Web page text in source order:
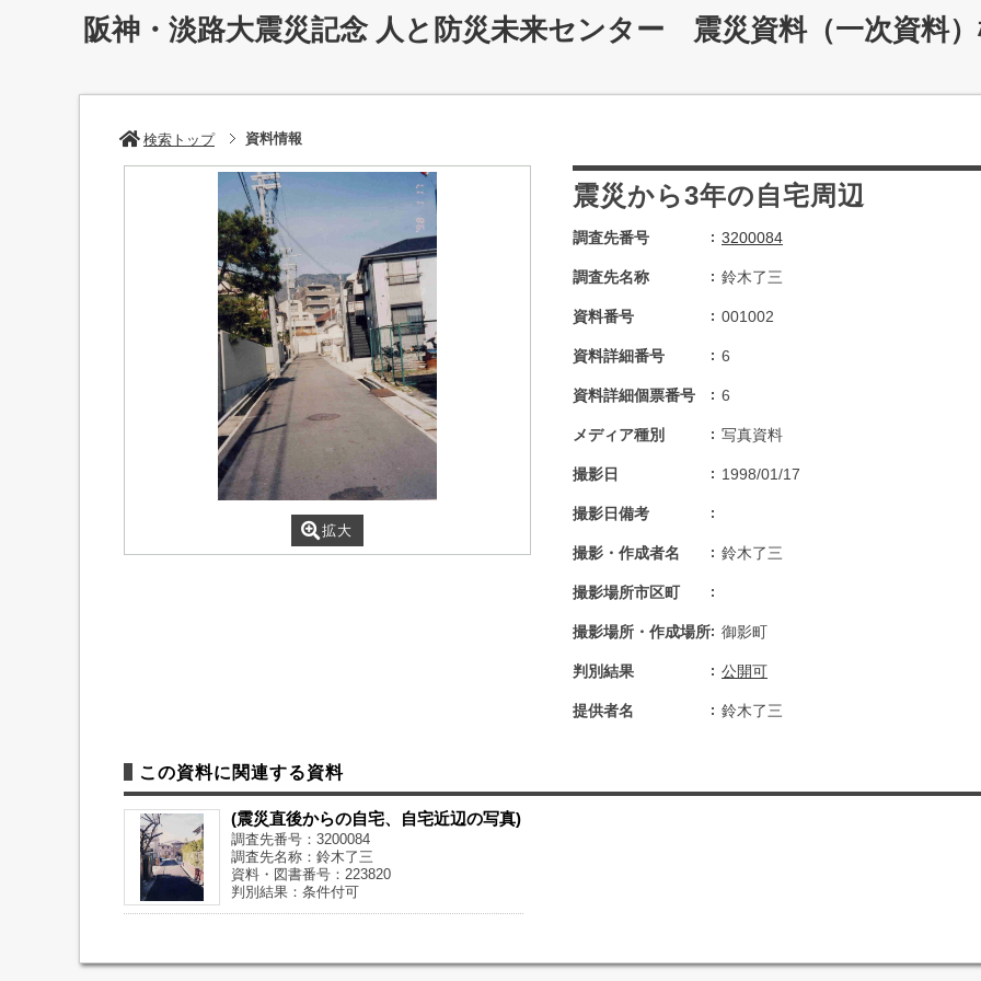
阪神・淡路大震災記念 人と防災未来センター 震災資料（一次資料
検索トップ 資料情報
拡大
震災から3年の自宅周辺
調査先番号 3200084
調査先名称 鈴木了三
資料番号 001002
資料詳細番号 6
資料詳細個票番号 6
メディア種別 写真資料
撮影日 1998/01/17
撮影日備考
撮影・作成者名 鈴木了三
撮影場所市区町
撮影場所・作成場所 御影町
判別結果 公開可
提供者名 鈴木了三
この資料に関連する資料
(震災直後からの自宅、自宅近辺の写真)
調査先番号：3200084
調査先名称：鈴木了三
資料・図書番号：223820
判別結果：条件付可